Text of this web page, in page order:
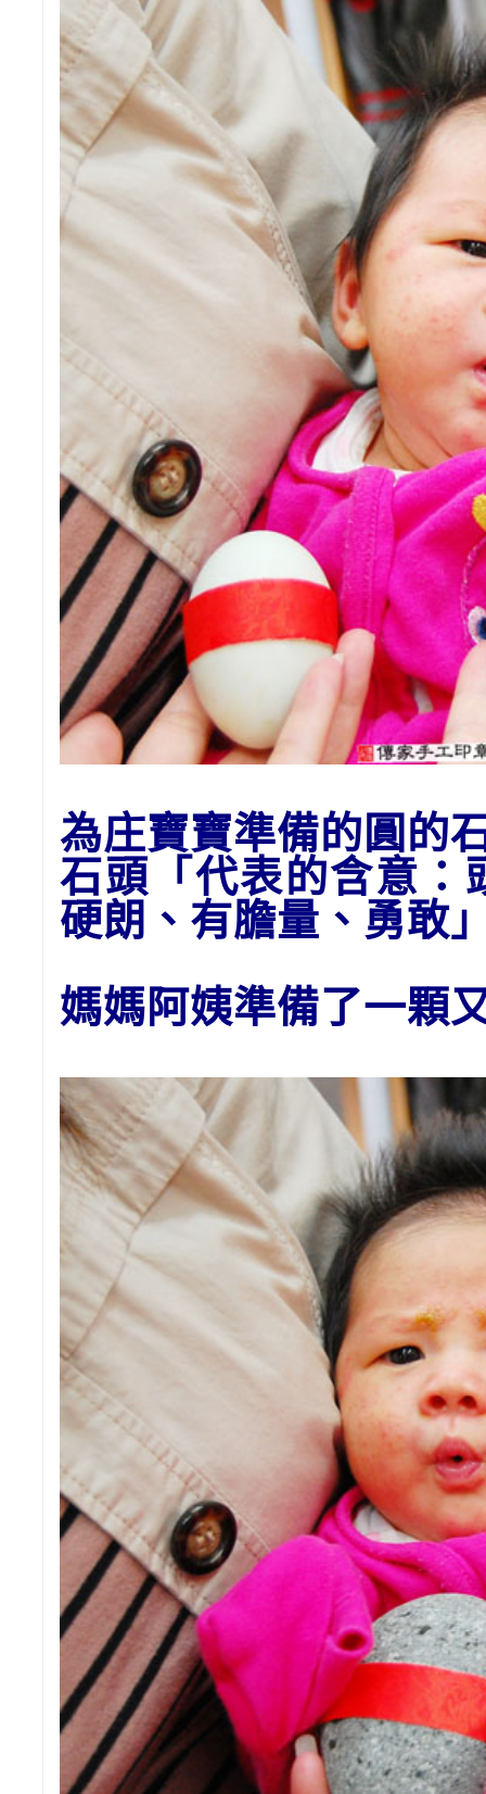
為庄寶寶準備的 圓的
石頭 「代表的含意
硬朗、有膽量、勇敢
媽媽阿姨準備了一顆